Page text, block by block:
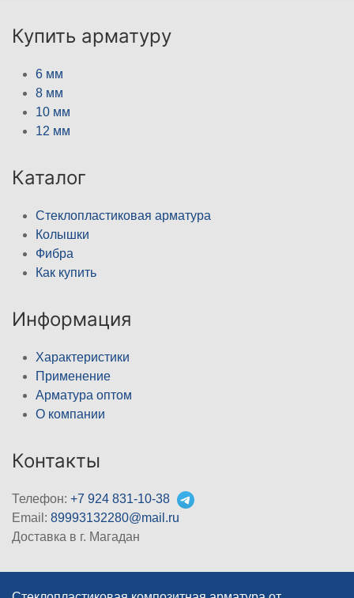
Купить арматуру
6 мм
8 мм
10 мм
12 мм
Каталог
Стеклопластиковая арматура
Колышки
Фибра
Как купить
Информация
Характеристики
Применение
Арматура оптом
О компании
Контакты
Телефон: +7 924 831-10-38
Email: 89993132280@mail.ru
Доставка в г. Магадан